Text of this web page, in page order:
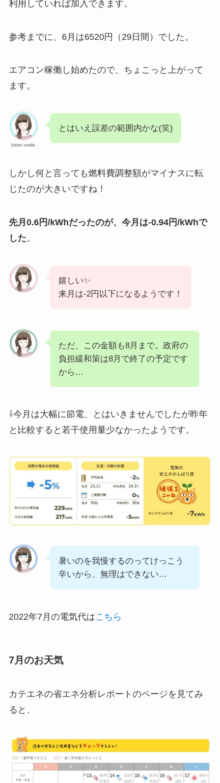
利用していれば加入できます。
参考までに、6月は6520円（29日間）でした。
エアコン稼働し始めたので、ちょこっと上がって
ます。
bitter smile
とはいえ誤差の範囲内かな(笑)
しかし何と言っても燃料費調整額がマイナスに転
じたのが大きいですね！
先月0.6円/kWhだったのが、今月は-0.94円/kWhで
した。
嬉しい✨
来月は-2円以下になるようです！
ただ、この金額も8月まで。政府の
負担緩和策は8月で終了の予定です
から…
⇩今月は大幅に節電、とはいきませんでしたが昨年
と比較すると若干使用量少なかったようです。
暑いのを我慢するのってけっこう
辛いから、無理はできない…
2022年7月の電気代はこちら
7月のお天気
カテエネの省エネ分析レポートのページを見てみ
ると、